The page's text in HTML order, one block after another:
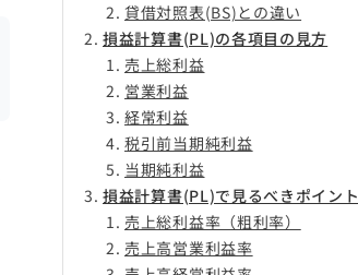
貸借対照表(BS)との違い
損益計算書(PL)の各項目の見方
売上総利益
営業利益
経常利益
税引前当期純利益
当期純利益
損益計算書(PL)で見るべきポイント
売上総利益率（粗利率）
売上高営業利益率